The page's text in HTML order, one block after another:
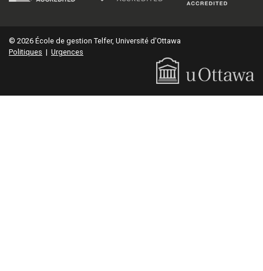
© 2026 École de gestion Telfer, Université d'Ottawa
Politiques | Urgences